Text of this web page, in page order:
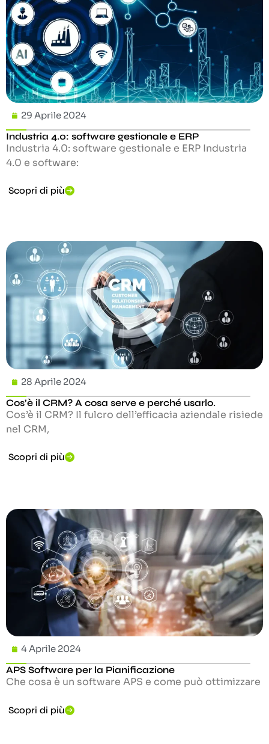
29 Aprile 2024
Industria 4.0: software gestionale e ERP
Industria 4.0: software gestionale e ERP Industria
4.0 e software:
Scopri di più
28 Aprile 2024
Cos’è il CRM? A cosa serve e perché usarlo.
Cos’è il CRM? Il fulcro dell’efficacia aziendale risiede
nel CRM,
Scopri di più
4 Aprile 2024
APS Software per la Pianificazione
Che cosa è un software APS e come può ottimizzare
Scopri di più